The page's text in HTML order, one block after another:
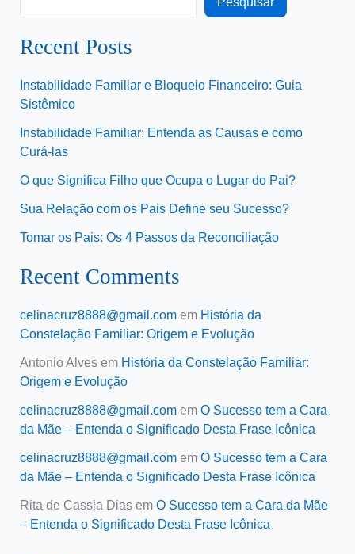
Recent Posts
Instabilidade Familiar e Bloqueio Financeiro: Guia
Sistêmico
Instabilidade Familiar: Entenda as Causas e como
Curá-las
O que Significa Filho que Ocupa o Lugar do Pai?
Sua Relação com os Pais Define seu Sucesso?
Tomar os Pais: Os 4 Passos da Reconciliação
Recent Comments
celinacruz8888@gmail.comem História da
Constelação Familiar: Origem e Evolução
Antonio Alvesem História da Constelação Familiar:
Origem e Evolução
celinacruz8888@gmail.comem O Sucesso tem a Cara
da Mãe – Entenda o Significado Desta Frase Icônica
celinacruz8888@gmail.comem O Sucesso tem a Cara
da Mãe – Entenda o Significado Desta Frase Icônica
Rita de Cassia Diasem O Sucesso tem a Cara da Mãe
– Entenda o Significado Desta Frase Icônica